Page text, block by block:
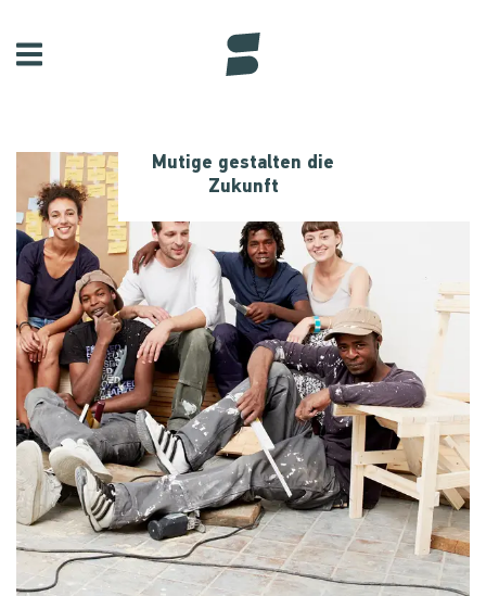
Mutige gestalten die
Zukunft